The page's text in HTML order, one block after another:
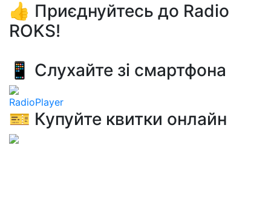
👍 Приєднуйтесь до Radio
ROKS!
📱 Слухайте зі смартфона
RadioPlayer
🎫 Купуйте квитки онлайн